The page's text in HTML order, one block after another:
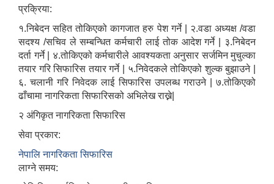
प्रक्रिया:
१.निबेदन सहित तोकिएको कागजात हरु पेश गर्ने | २.वडा अध्यक्ष /वडा
सदश्य /सचिव ले सम्बन्धित कर्मचारी लाई तोक आदेश गर्ने | ३.निबेदन
दर्ता गर्ने | ४.तोकिएको कर्मचारीले आवश्यकता अनुसार सर्जमिन मुचुल्का
तयार गरि सिफारिस तयार गर्ने | ५.निवेदकले तोकिएको शुल्क बुझाउने |
६. चलानी गरि निवेदक लाई सिफारिस उपलब्ध गराउने | ७.तोकिएको
ढाँचामा नागरिकता सिफारिसको अभिलेख राख्ने|
२ अंगिकृत नागरिकता सिफारिस
सेवा प्रकार:
नेपालि नागरिकता सिफारिस
लाग्ने समय: